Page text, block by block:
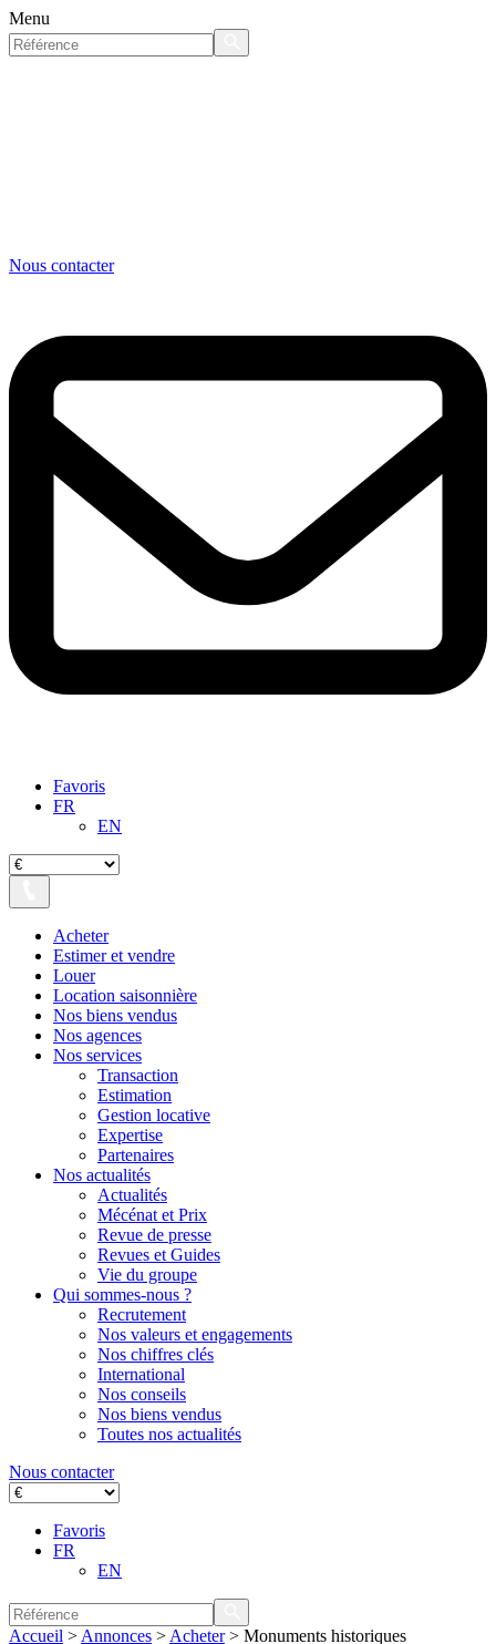
Menu
Nous contacter
Favoris
FR
EN
Acheter
Estimer et vendre
Louer
Location saisonnière
Nos biens vendus
Nos agences
Nos services
Transaction
Estimation
Gestion locative
Expertise
Partenaires
Nos actualités
Actualités
Mécénat et Prix
Revue de presse
Revues et Guides
Vie du groupe
Qui sommes-nous ?
Recrutement
Nos valeurs et engagements
Nos chiffres clés
International
Nos conseils
Nos biens vendus
Toutes nos actualités
Nous contacter
Favoris
FR
EN
Accueil > Annonces > Acheter> Monuments historiques